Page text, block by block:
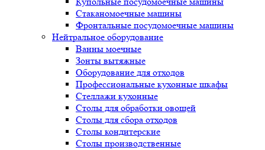
Стаканомоечные машины
Фронтальные посудомоечные машины
Нейтральное оборудование
Ванны моечные
Зонты вытяжные
Оборудование для отходов
Профессиональные кухонные шкафы
Стеллажи кухонные
Столы для обработки овощей
Столы для сбора отходов
Столы кондитерские
Столы производственные